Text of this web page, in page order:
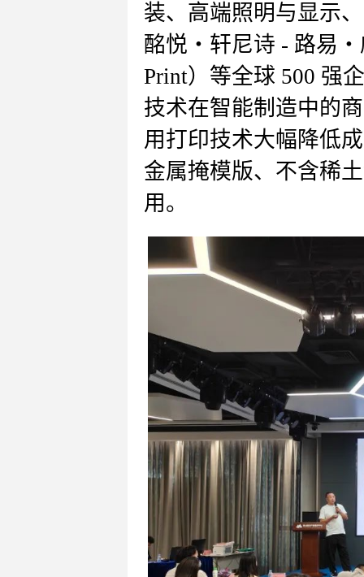
装、高端照明与显示
酩悦・轩尼诗 - 路易
Print）等全球 500 强
技术在智能制造中的
用打印技术大幅降低
金属掩模版、不含稀
用。